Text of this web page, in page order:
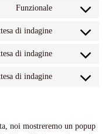
elementor
Funzionale
Consent
wordpress
di indagine
Consent
google-
di indagine
Consent
di indagine
Consent
noi mostreremo un popup